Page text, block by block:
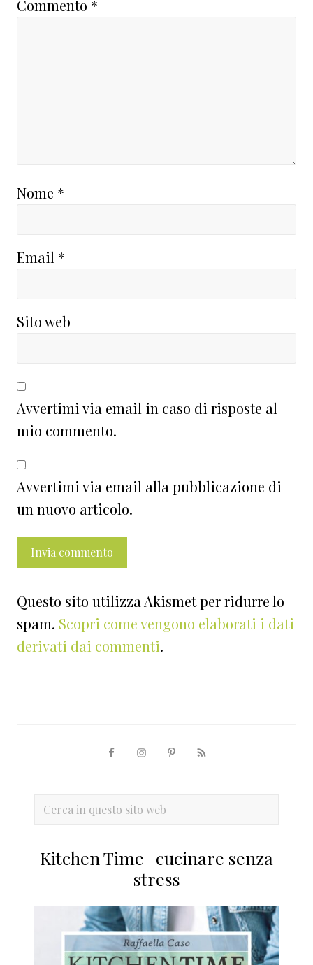
Commento *
Nome *
Email *
Sito web
Avvertimi via email in caso di risposte al
mio commento.
Avvertimi via email alla pubblicazione di
un nuovo articolo.
Questo sito utilizza Akismet per ridurre lo
spam. Scopri come vengono elaborati i dati
derivati dai commenti.
primaria
Cerca
sito
Kitchen Time | cucinare senza
stress